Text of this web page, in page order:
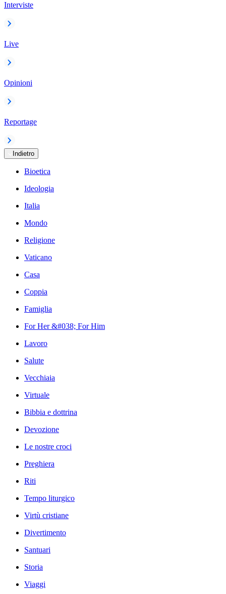
Interviste
Live
Opinioni
Reportage
Indietro
Bioetica
Ideologia
Italia
Mondo
Religione
Vaticano
Casa
Coppia
Famiglia
For Her &#038; For Him
Lavoro
Salute
Vecchiaia
Virtuale
Bibbia e dottrina
Devozione
Le nostre croci
Preghiera
Riti
Tempo liturgico
Virtù cristiane
Divertimento
Santuari
Storia
Viaggi